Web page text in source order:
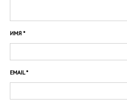
ИМЯ *
EMAIL*